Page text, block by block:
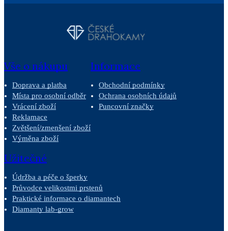
Vše o nákupu
Doprava a platba
Místa pro osobní odběr
Vrácení zboží
Reklamace
Zvětšení/zmenšení zboží
Výměna zboží
Informace
Obchodní podmínky
Ochrana osobních údajů
Puncovní značky
Užitečné
Údržba a péče o šperky
Průvodce velikostmi prstenů
Praktické informace o diamantech
Diamanty lab-grow